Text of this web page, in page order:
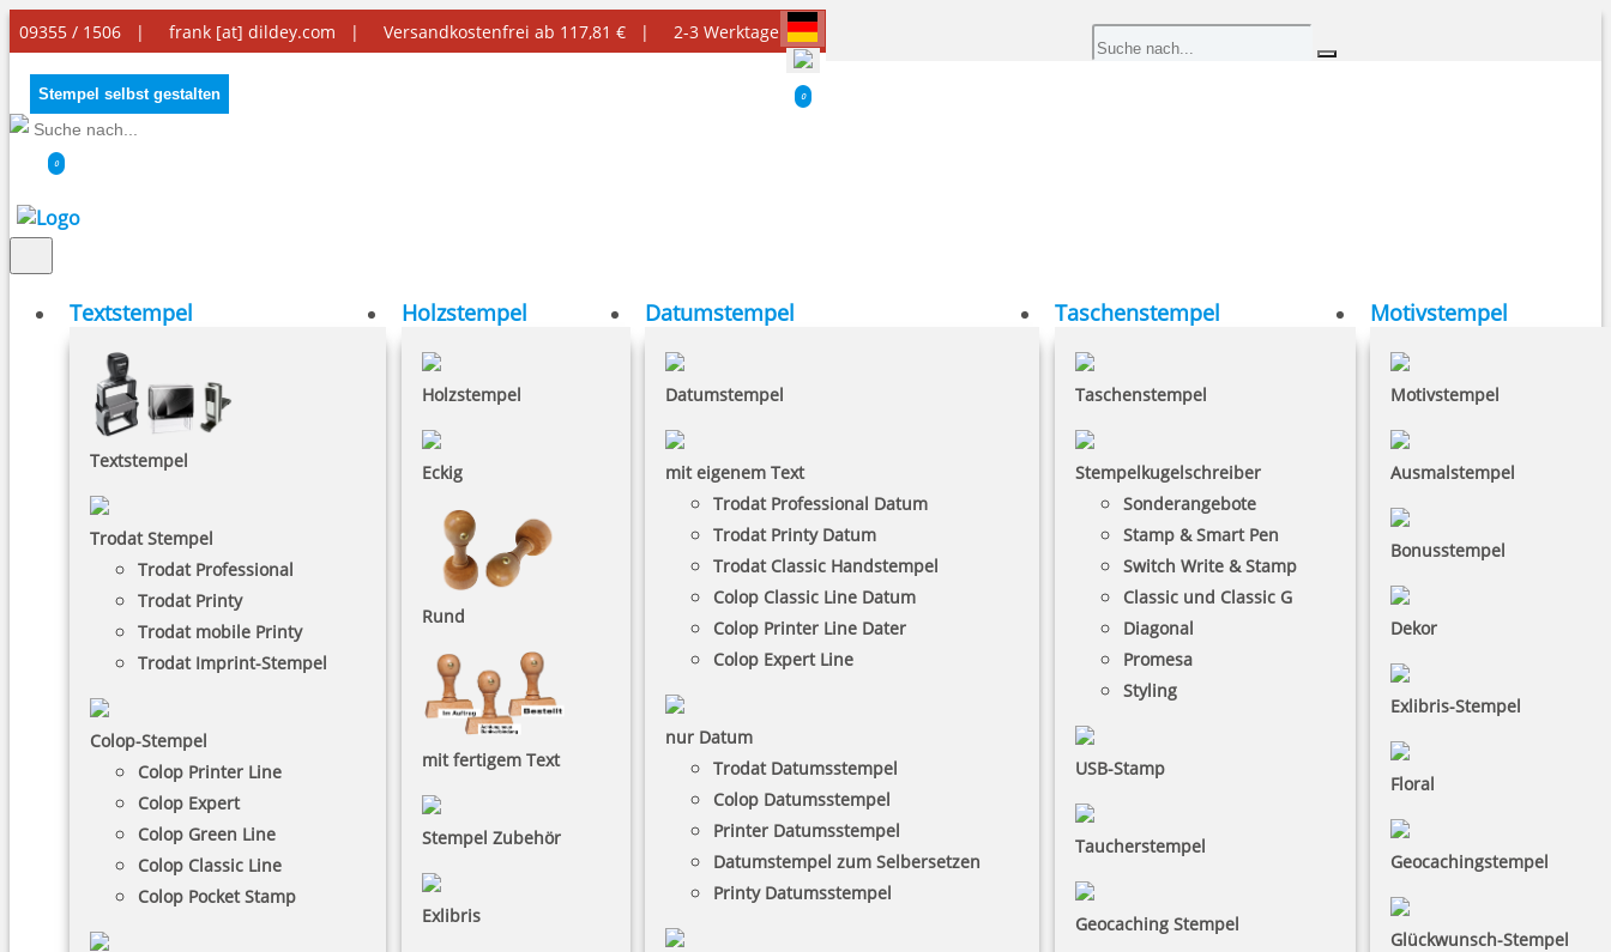
09355 / 1506 | frank [at] dildey.com | Versandkostenfrei ab 117,81 € | 2-3 Werktage
0
Stempel selbst gestalten
0
Textstempel
Textstempel
Trodat Stempel
Trodat Professional
Trodat Printy
Trodat mobile Printy
Trodat Imprint-Stempel
Colop-Stempel
Colop Printer Line
Colop Expert
Colop Green Line
Colop Classic Line
Colop Pocket Stamp
Holzstempel
Holzstempel
Eckig
Rund
mit fertigem Text
Stempel Zubehör
Exlibris
Datumstempel
Datumstempel
mit eigenem Text
Trodat Professional Datum
Trodat Printy Datum
Trodat Classic Handstempel
Colop Classic Line Datum
Colop Printer Line Dater
Colop Expert Line
nur Datum
Trodat Datumsstempel
Colop Datumsstempel
Printer Datumsstempel
Datumstempel zum Selbersetzen
Printy Datumsstempel
Taschenstempel
Taschenstempel
Stempelkugelschreiber
Sonderangebote
Stamp & Smart Pen
Switch Write & Stamp
Classic und Classic G
Diagonal
Promesa
Styling
USB-Stamp
Taucherstempel
Geocaching Stempel
Motivstempel
Motivstempel
Ausmalstempel
Bonusstempel
Dekor
Exlibris-Stempel
Floral
Geocachingstempel
Glückwunsch-Stempel